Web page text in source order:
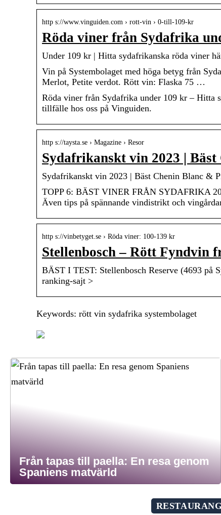
http s://www.vinguiden.com › rott-vin › 0-till-109-kr
Röda viner från Sydafrika
Under 109 kr | Hitta sydafrikanska röda viner
Vin på Systembolaget med höga betyg från
Merlot, Petite verdot. Rött vin: Flaska 75 …
Röda viner från Sydafrika under 109 kr –
tillfälle hos oss på Vinguiden.
http s://taysta.se › Magazine › Resor
Sydafrikanskt vin 2023 |
Sydafrikanskt vin 2023 | Bäst Chenin Blanc &
TOPP 6: BÄST VINER FRÅN SYDAFRIKA
Även tips på spännande vindistrikt och
http s://vinbetyget.se › Röda viner: 100-139 kr
Stellenbosch – Rött Fyndvin
BÄST I TEST: Stellenbosch Reserve (4693 på
ranking-sajt >
Keywords: rött vin sydafrika systembolaget
Från tapas till paella: En resa genom
Spaniens matvärld